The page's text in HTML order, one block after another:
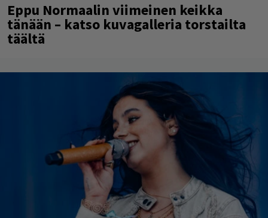
Eppu Normaalin viimeinen keikka
tänään – katso kuvagalleria torstailta
täältä